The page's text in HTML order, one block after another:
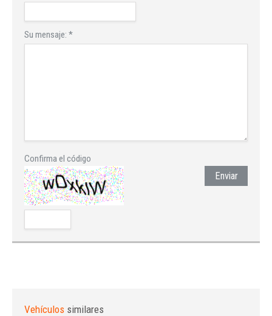
Su mensaje: *
Confirma el código
Enviar
Vehículos similares